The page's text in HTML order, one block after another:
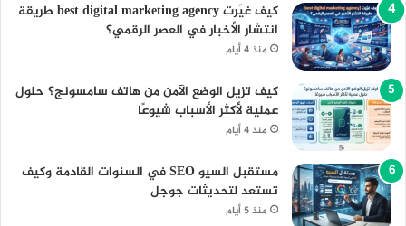
كيف غيّرت best digital marketing agency طريقة
انتشار الأخبار في العصر الرقمي؟
منذ 4 أيام
كيف تزيل الوضع الآمن من هاتف سامسونج؟ حلول
عملية لأكثر الأسباب شيوعًا
منذ 4 أيام
مستقبل السيو SEO في السنوات القادمة وكيف
تستعد لتحديثات جوجل
منذ 5 أيام